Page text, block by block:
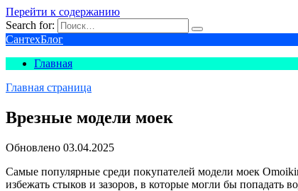
Перейти к содержанию
Search for:
СантехБлог
Главная
Главная страница
Врезные модели моек
Обновлено 03.04.2025
Самые популярные среди покупателей модели моек
избежать стыков и зазоров, в которые могли бы попадать